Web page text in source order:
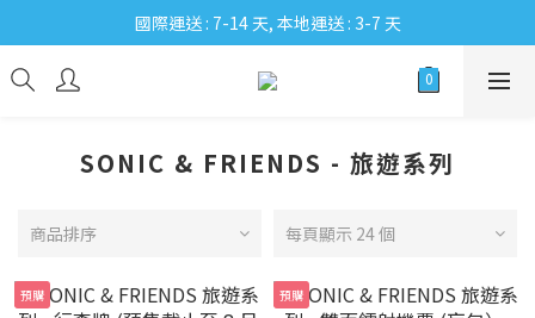
國際運送 : 7-14 天, 本地運送 : 3-7 天
SONIC & FRIENDS - 旅遊系列
商品排序 每頁顯示 24 個
預購 預購